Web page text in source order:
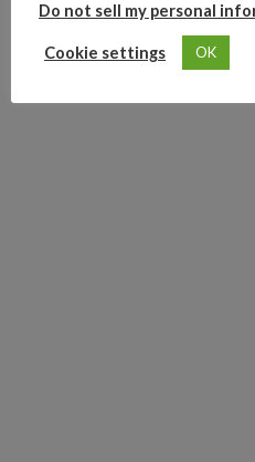
Do not sell my personal
Cookie settings OK